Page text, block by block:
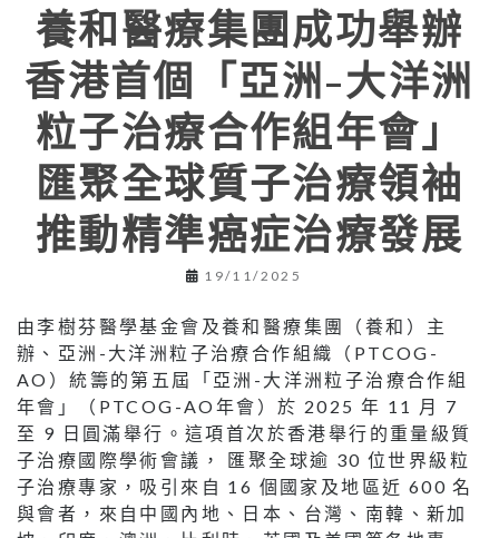
養和醫療集團成功舉辦
香港首個「亞洲-大洋洲
粒子治療合作組年會」
匯聚全球質子治療領袖
推動精準癌症治療發展
19/11/2025
由李樹芬醫學基金會及養和醫療集團（養和）主
辦、亞洲-大洋洲粒子治療合作組織（PTCOG-
AO）統籌的第五屆「亞洲-大洋洲粒子治療合作組
年會」（PTCOG-AO年會）於 2025 年 11 月 7
至 9 日圓滿舉行。這項首次於香港舉行的重量級質
子治療國際學術會議， 匯聚全球逾 30 位世界級粒
子治療專家，吸引來自 16 個國家及地區近 600 名
與會者，來自中國內地、日本、台灣、南韓、新加